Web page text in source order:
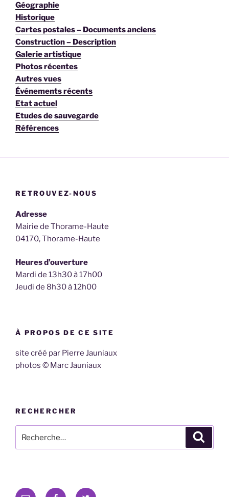
Géographie
Historique
Cartes postales – Documents anciens
Construction – Description
Galerie artistique
Photos récentes
Autres vues
Événements récents
Etat actuel
Etudes de sauvegarde
Références
RETROUVEZ-NOUS
Adresse
Mairie de Thorame-Haute
04170, Thorame-Haute
Heures d’ouverture
Mardi de 13h30 à 17h00
Jeudi de 8h30 à 12h00
À PROPOS DE CE SITE
site créé par Pierre Jauniaux
photos © Marc Jauniaux
RECHERCHER
pour
E- FacebookTwitter